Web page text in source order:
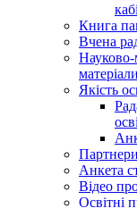
Книга
Вчена
Науково-
матеріали
Якість
Партнери
Анкета
Відео
Освітні